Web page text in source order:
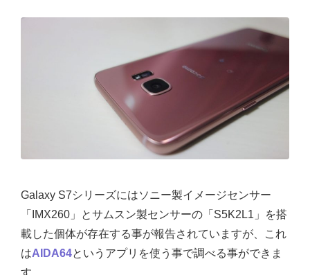
Galaxy S7シリーズにはソニー製イメージセンサー
「IMX260」とサムスン製センサーの「S5K2L1」を搭
載した個体が存在する事が報告されていますが、これ
はAIDA64というアプリを使う事で調べる事ができま
す。